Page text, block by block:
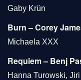
Gaby Krün
Burn – Corey
Michaela XXX
Requiem – Benj
Hanna Turowski,